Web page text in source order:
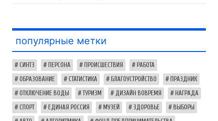
популярные метки
СИНТЗ ПЕРСОНА ПРОИСШЕСТВИЯ РАБОТА
ОБРАЗОВАНИЕ СТАТИСТИКА БЛАГОУСТРОЙСТВО ПРАЗДНИК
ОТКЛЮЧЕНИЕ ВОДЫ ТУРИЗМ ДИЗАЙН ВОВРЕМЯ НАГРАДА
СПОРТ ЕДИНАЯ РОССИЯ МУЗЕЙ ЗДОРОВЬЕ ВЫБОРЫ